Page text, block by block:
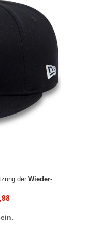
der Wieder-